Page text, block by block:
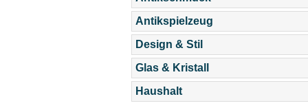
Antikspielzeug
Design & Stil
Glas & Kristall
Haushalt